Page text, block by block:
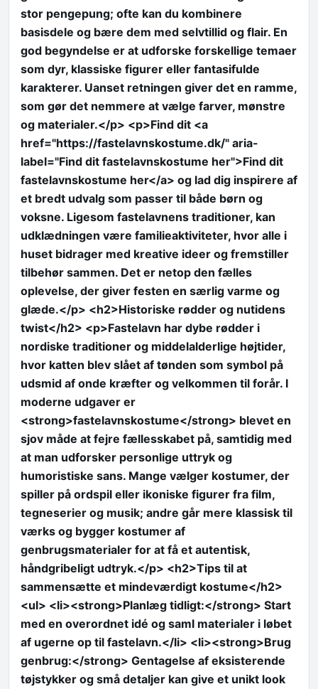
stor pengepung; ofte kan du kombinere
basisdele og bære dem med selvtillid og flair. En
god begyndelse er at udforske forskellige temaer
som dyr, klassiske figurer eller fantasifulde
karakterer. Uanset retningen giver det en ramme,
som gør det nemmere at vælge farver, mønstre
og materialer.</p> <p>Find dit <a
href="https://fastelavnskostume.dk/" aria-
label="Find dit fastelavnskostume her">Find dit
fastelavnskostume her</a> og lad dig inspirere af
et bredt udvalg som passer til både børn og
voksne. Ligesom fastelavnens traditioner, kan
udklædningen være familieaktiviteter, hvor alle i
huset bidrager med kreative ideer og fremstiller
tilbehør sammen. Det er netop den fælles
oplevelse, der giver festen en særlig varme og
glæde.</p> <h2>Historiske rødder og nutidens
twist</h2> <p>Fastelavn har dybe rødder i
nordiske traditioner og middelalderlige højtider,
hvor katten blev slået af tønden som symbol på
udsmid af onde kræfter og velkommen til forår. I
moderne udgaver er
<strong>fastelavnskostume</strong> blevet en
sjov måde at fejre fællesskabet på, samtidig med
at man udforsker personlige uttryk og
humoristiske sans. Mange vælger kostumer, der
spiller på ordspil eller ikoniske figurer fra film,
tegneserier og musik; andre går mere klassisk til
værks og bygger kostumer af
genbrugsmaterialer for at få et autentisk,
håndgribeligt udtryk.</p> <h2>Tips til at
sammensætte et mindeværdigt kostume</h2>
<ul> <li><strong>Planlæg tidligt:</strong> Start
med en overordnet idé og saml materialer i løbet
af ugerne op til fastelavn.</li> <li><strong>Brug
genbrug:</strong> Gentagelse af eksisterende
tøjstykker og små detaljer kan give et unikt look